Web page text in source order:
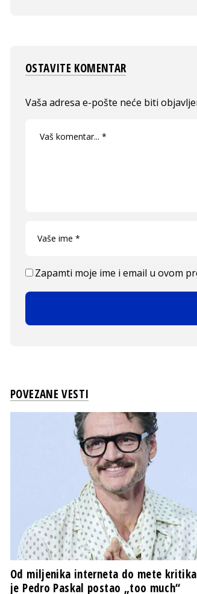
OSTAVITE KOMENTAR
Vaša adresa e-pošte neće biti
Zapamti moje ime i email u ovom
POVEZANE VESTI
Od miljenika interneta do mete
je Pedro Paskal postao „too much“